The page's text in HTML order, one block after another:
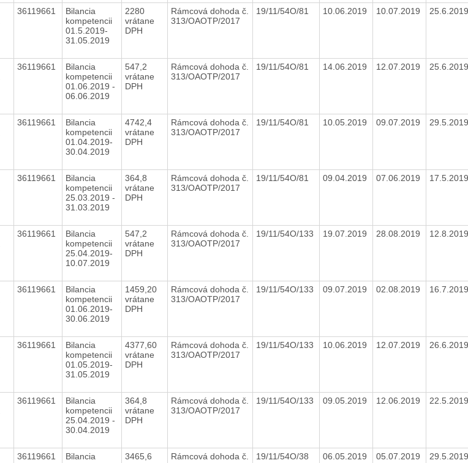
36119661
Bilancia
kompetencii
01.5.2019-
31.05.2019
2280
vrátane
DPH
Rámcová dohoda č.
313/OAOTP/2017
19/11/54O/81 10.06.2019 10.07.2019
36119661
Bilancia
kompetencii
01.06.2019 -
06.06.2019
547,2
vrátane
DPH
Rámcová dohoda č.
313/OAOTP/2017
19/11/54O/81 14.06.2019 12.07.2019
36119661
Bilancia
kompetencii
01.04.2019-
30.04.2019
4742,4
vrátane
DPH
Rámcová dohoda č.
313/OAOTP/2017
19/11/54O/81 10.05.2019 09.07.2019
36119661
Bilancia
kompetencii
25.03.2019 -
31.03.2019
364,8
vrátane
DPH
Rámcová dohoda č.
313/OAOTP/2017
19/11/54O/81 09.04.2019 07.06.2019
36119661
Bilancia
kompetencii
25.04.2019-
10.07.2019
547,2
vrátane
DPH
Rámcová dohoda č.
313/OAOTP/2017
19/11/54O/133 19.07.2019 28.08.2019
36119661
Bilancia
kompetencii
01.06.2019-
30.06.2019
1459,20
vrátane
DPH
Rámcová dohoda č.
313/OAOTP/2017
19/11/54O/133 09.07.2019 02.08.2019
36119661
Bilancia
kompetencii
01.05.2019-
31.05.2019
4377,60
vrátane
DPH
Rámcová dohoda č.
313/OAOTP/2017
19/11/54O/133 10.06.2019 12.07.2019
36119661
Bilancia
kompetencii
25.04.2019 -
30.04.2019
364,8
vrátane
DPH
Rámcová dohoda č.
313/OAOTP/2017
19/11/54O/133 09.05.2019 12.06.2019
36119661
Bilancia
3465,6
Rámcová dohoda č.
19/11/54O/38 06.05.2019 05.07.2019